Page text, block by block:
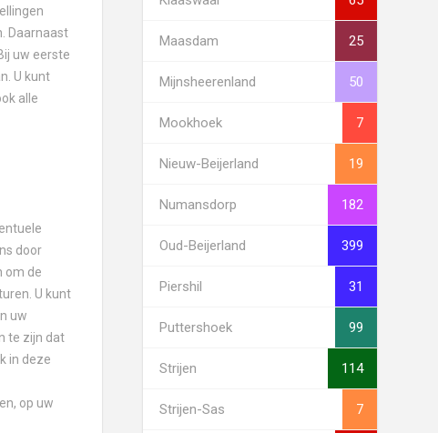
Daarnaast
uw eerste
U kunt
alle
door
om de
U kunt
uw
te zijn dat
in deze
op uw
Maasdam 25
Mijnsheerenland 50
Mookhoek 7
Nieuw-Beijerland 19
Numansdorp 182
Oud-Beijerland 399
Piershil 31
Puttershoek 99
Strijen 114
Strijen-Sas 7